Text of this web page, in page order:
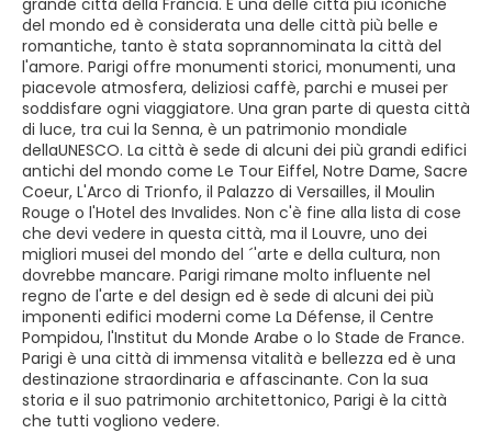
grande città della Francia. È una delle città più iconiche
del mondo ed è considerata una delle città più belle e
romantiche, tanto è stata soprannominata la città del
l'amore. Parigi offre monumenti storici, monumenti, una
piacevole atmosfera, deliziosi caffè, parchi e musei per
soddisfare ogni viaggiatore. Una gran parte di questa città
di luce, tra cui la Senna, è un patrimonio mondiale
dellaUNESCO. La città è sede di alcuni dei più grandi edifici
antichi del mondo come Le Tour Eiffel, Notre Dame, Sacre
Coeur, L'Arco di Trionfo, il Palazzo di Versailles, il Moulin
Rouge o l'Hotel des Invalides. Non c'è fine alla lista di cose
che devi vedere in questa città, ma il Louvre, uno dei
migliori musei del mondo del ´'arte e della cultura, non
dovrebbe mancare. Parigi rimane molto influente nel
regno de l'arte e del design ed è sede di alcuni dei più
imponenti edifici moderni come La Défense, il Centre
Pompidou, l'Institut du Monde Arabe o lo Stade de France.
Parigi è una città di immensa vitalità e bellezza ed è una
destinazione straordinaria e affascinante. Con la sua
storia e il suo patrimonio architettonico, Parigi è la città
che tutti vogliono vedere.